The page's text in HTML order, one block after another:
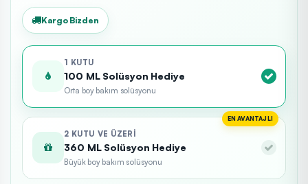
Kargo Bizden
1 KUTU
100 ML Solüsyon Hediye
Orta boy bakım solüsyonu
EN AVANTAJLI
2 KUTU VE ÜZERI
360 ML Solüsyon Hediye
Büyük boy bakım solüsyonu